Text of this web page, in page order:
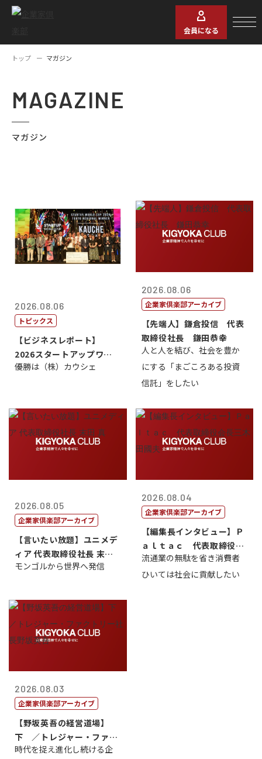
会員になる
トップ マガジン
MAGAZINE
マガジン
2026.08.06
トピックス
【ビジネスレポート】
2026スタートアップワー
ルドカップ東京
優勝は（株）カウシェ
2026.08.06
企業家倶楽部アーカイブ
【先端人】鎌倉投信 代表
取締役社長 鎌田恭幸
人と人を結び、社会を豊か
にする「まごころある投資
信託」をしたい
2026.08.05
企業家倶楽部アーカイブ
【言いたい放題】ユニメデ
ィア 代表取締役社長 末田
真
モンゴルから世界へ発信
2026.08.04
企業家倶楽部アーカイブ
【編集長インタビュー】Ｐ
ａｌｔａｃ 代表取締役会
長三木田國夫
流通業の無駄を省き消費者
ひいては社会に貢献したい
2026.08.03
企業家倶楽部アーカイブ
【野坂英吾の経営道場】
下 ／トレジャー・ファク
トリー社長野坂...
時代を捉え進化し続ける企